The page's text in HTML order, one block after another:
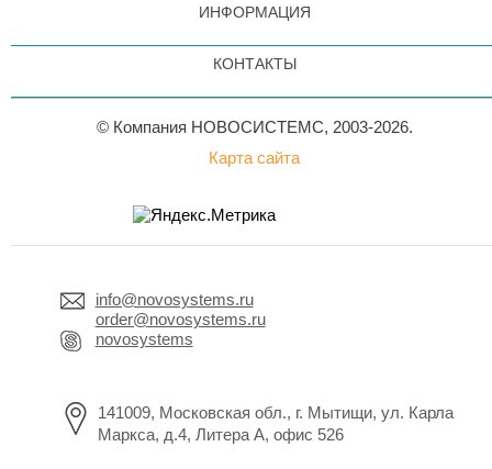
ИНФОРМАЦИЯ
КОНТАКТЫ
© Компания НОВОСИСТЕМС, 2003-2026.
Карта сайта
info@novosystems.ru
order@novosystems.ru
novosystems
141009, Московская обл., г. Мытищи, ул. Карла
Маркса, д.4, Литера А, офис 526